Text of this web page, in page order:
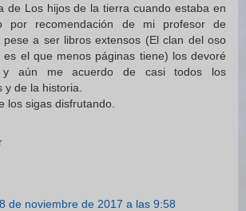
de Los hijos de la tierra cuando estaba en
por recomendación de mi profesor de
pese a ser libros extensos (El clan del oso
es el que menos páginas tiene) los devoré
aún me acuerdo de casi todos los
y de la historia.
los sigas disfrutando.
8 de noviembre de 2017 a las 9:58